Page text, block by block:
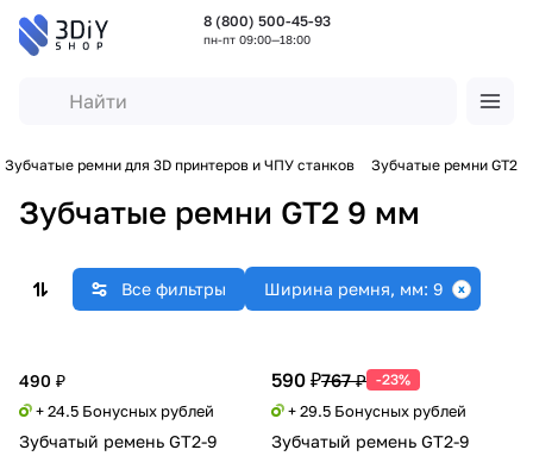
8 (800) 500-45-93
пн-пт 09:00—18:00
Зубчатые ремни для 3D принтеров и ЧПУ станков Зубчатые ремни GT2
Зубчатые ремни GT2 9 мм
Все фильтры Ширина ремня, мм: 9
490 ₽
+ 24.5 Бонусных рублей
Зубчатый ремень GT2-9
590 ₽767 ₽ -23%
+ 29.5 Бонусных рублей
Зубчатый ремень GT2-9